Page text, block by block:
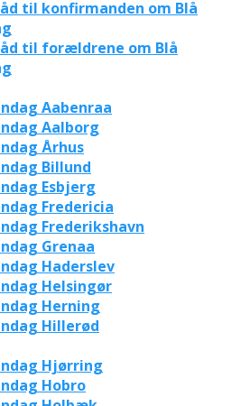
til konfirmanden om Blå
til forældrene om Blå
Aabenraa
Aalborg
Århus
Billund
Esbjerg
Fredericia
Frederikshavn
Grenaa
Haderslev
Helsingør
Herning
Hillerød
Hjørring
Hobro